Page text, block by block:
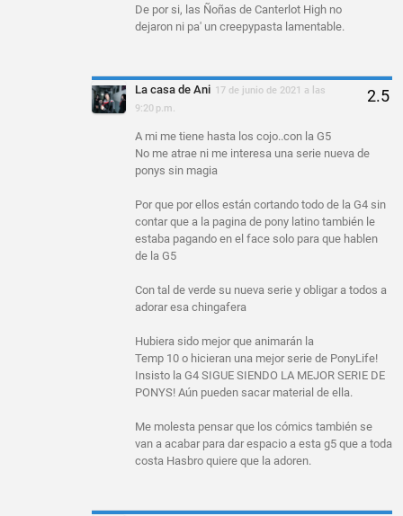
De por si, las Ñoñas de Canterlot High no
dejaron ni pa' un creepypasta lamentable.
La casa de Ani 17 de junio de 2021 a las
9:20 p.m.
A mi me tiene hasta los cojo..con la G5
No me atrae ni me interesa una serie nueva de
ponys sin magia
Por que por ellos están cortando todo de la G4 sin
contar que a la pagina de pony latino también le
estaba pagando en el face solo para que hablen
de la G5
Con tal de verde su nueva serie y obligar a todos a
adorar esa chingafera
Hubiera sido mejor que animarán la
Temp 10 o hicieran una mejor serie de PonyLife!
Insisto la G4 SIGUE SIENDO LA MEJOR SERIE DE
PONYS! Aún pueden sacar material de ella.
Me molesta pensar que los cómics también se
van a acabar para dar espacio a esta g5 que a toda
costa Hasbro quiere que la adoren.